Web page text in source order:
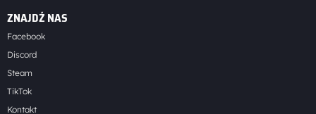
ZNAJDŹ NAS
Facebook
Discord
Steam
TikTok
Kontakt